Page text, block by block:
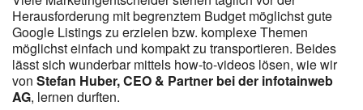
Herausforderung mit begrenztem Budget möglichst gute
Google Listings zu erzielen bzw. komplexe Themen
möglichst einfach und kompakt zu transportieren. Beides
lässt sich wunderbar mittels how-to-videos lösen, wie wir
von Stefan Huber, CEO & Partner bei der infotainweb
AG, lernen durften.